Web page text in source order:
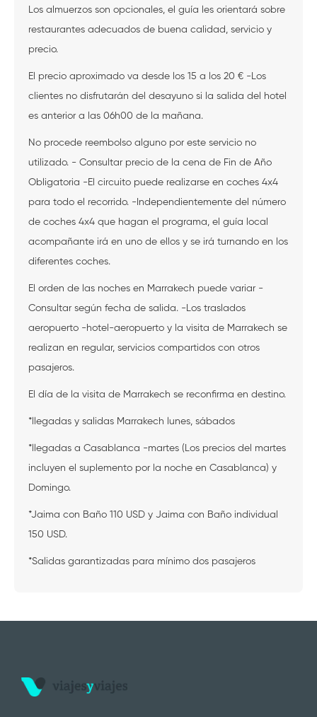
Los almuerzos son opcionales, el guía les orientará sobre
restaurantes adecuados de buena calidad, servicio y
precio.
El precio aproximado va desde los 15 a los 20 € -Los
clientes no disfrutarán del desayuno si la salida del hotel
es anterior a las 06h00 de la mañana.
No procede reembolso alguno por este servicio no
utilizado. - Consultar precio de la cena de Fin de Año
Obligatoria -El circuito puede realizarse en coches 4x4
para todo el recorrido. -Independientemente del número
de coches 4x4 que hagan el programa, el guía local
acompañante irá en uno de ellos y se irá turnando en los
diferentes coches.
El orden de las noches en Marrakech puede variar -
Consultar según fecha de salida. -Los traslados
aeropuerto -hotel-aeropuerto y la visita de Marrakech se
realizan en regular, servicios compartidos con otros
pasajeros.
El día de la visita de Marrakech se reconfirma en destino.
*llegadas y salidas Marrakech lunes, sábados
*llegadas a Casablanca -martes (Los precios del martes
incluyen el suplemento por la noche en Casablanca) y
Domingo.
*Jaima con Baño 110 USD y Jaima con Baño individual
150 USD.
*Salidas garantizadas para mínimo dos pasajeros